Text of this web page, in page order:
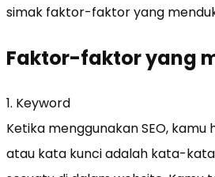
simak faktor-faktor yang
Faktor-faktor yang
1. Keyword
Ketika menggunakan SEO,
atau kata kunci adalah kata-